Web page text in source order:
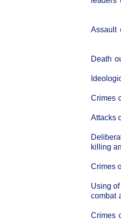
2-
4-
5-
6-
7-
8-
killing
9-
10-
combat
11-